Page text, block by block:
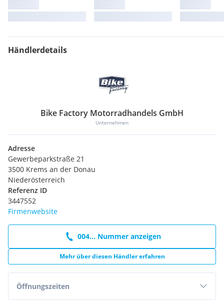
Helmut Feltrini
Verkauf Krems
Händlerdetails
Bike Factory Motorradhandels GmbH
Unternehmen
Adresse
Gewerbeparkstraße 21
3500 Krems an der Donau
Niederösterreich
Referenz ID
3447552
Firmenwebsite
004... Nummer anzeigen
Mehr über diesen Händler erfahren
Öffnungszeiten